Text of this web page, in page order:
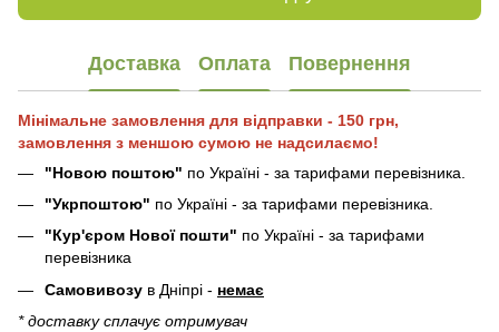
Доставка Оплата Повернення
Мінімальне замовлення для відправки - 150 грн,
замовлення з меншою сумою не надсилаємо!
"Новою поштою" по Україні - за тарифами перевізника.
"Укрпоштою" по Україні - за тарифами перевізника.
"Кур'єром Нової пошти" по Україні - за тарифами
перевізника
Самовивозу в Дніпрі - немає
* доставку сплачує отримувач